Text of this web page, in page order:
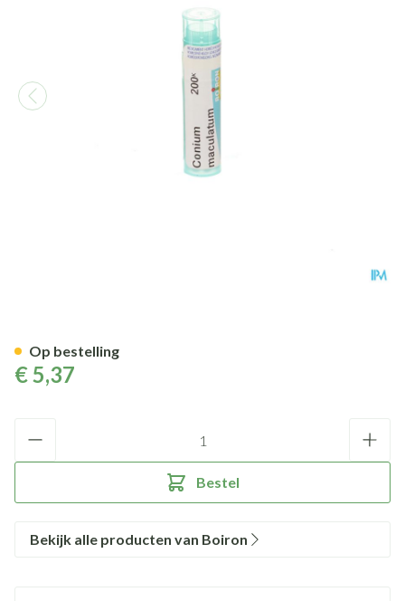
€ 5,37
Bestel
Op bestelling
Bekijk alle producten van Boiron